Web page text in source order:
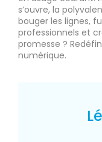
s’ouvre, la
bouger les lignes,
professionnels et
promesse ?
numérique.